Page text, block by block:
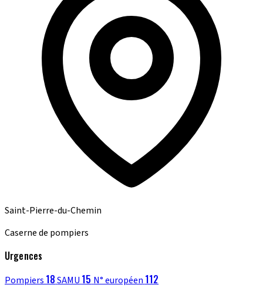
Saint-Pierre-du-Chemin
Caserne de pompiers
Urgences
Pompiers 18SAMU 15 N° européen 112